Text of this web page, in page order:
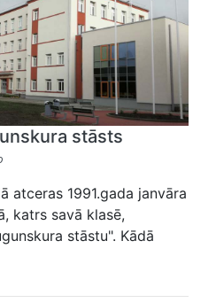
stāsts
atceras 1991.gada janvāra
katrs savā klasē,
stāstu". Kādā